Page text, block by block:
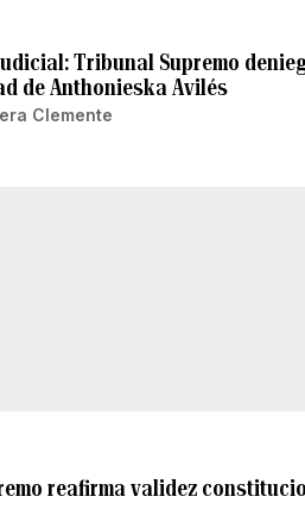
Tribunal Supremo
de Anthonieska Avilés
Clemente
reafirma validez